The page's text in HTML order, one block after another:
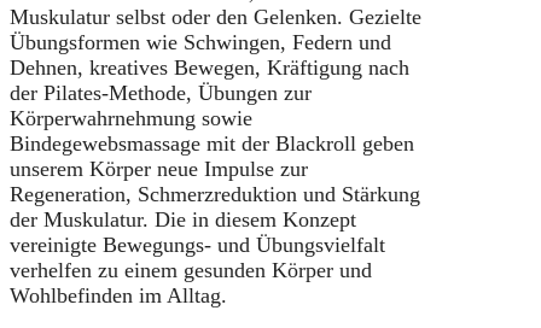
Muskulatur selbst oder den Gelenken. Gezielte
Übungsformen wie Schwingen, Federn und
Dehnen, kreatives Bewegen, Kräftigung nach
der Pilates-Methode, Übungen zur
Körperwahrnehmung sowie
Bindegewebsmassage mit der Blackroll geben
unserem Körper neue Impulse zur
Regeneration, Schmerzreduktion und Stärkung
der Muskulatur. Die in diesem Konzept
vereinigte Bewegungs- und Übungsvielfalt
verhelfen zu einem gesunden Körper und
Wohlbefinden im Alltag.